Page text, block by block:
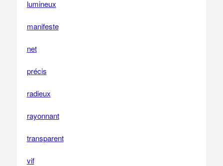
lumineux
manifeste
net
précis
radieux
rayonnant
transparent
vif